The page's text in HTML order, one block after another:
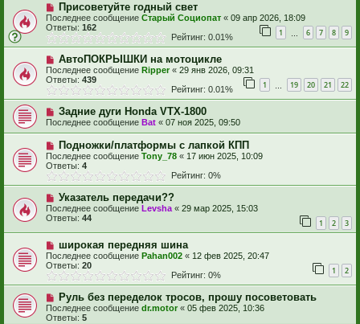
Присоветуйте годный свет
Последнее сообщение Старый Социопат « 09 апр 2026, 18:09
Ответы: 162 1 6 7 8 9
Рейтинг: 0.01%
АвтоПОКРЫШКИ на мотоцикле
Последнее сообщение Ripper« 29 янв 2026, 09:31
Ответы: 439 1 19 20 21 22
Рейтинг: 0.01%
Задние дуги Honda VTX-1800
Последнее сообщение Bat « 07 ноя 2025, 09:50
Подножки/платформы с лапкой КПП
Последнее сообщение Tony_78 « 17 июн 2025, 10:09
Ответы: 4
Рейтинг: 0%
Указатель передачи??
Последнее сообщение Levsha« 29 мар 2025, 15:03
Ответы: 44 1 2 3
широкая передняя шина
Последнее сообщение Pahan002 « 12 фев 2025, 20:47
Ответы: 20 1 2
Рейтинг: 0%
Руль без переделок тросов, прошу посоветовать
Последнее сообщение dr.motor « 05 фев 2025, 10:36
Ответы: 5